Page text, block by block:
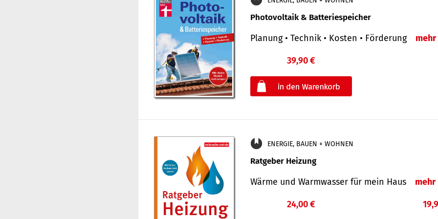
Photovoltaik & Batteriespeicher
Planung • Technik • Kosten • Förderung mehr
39,90 €
ENERGIE, BAUEN + WOHNEN
Ratgeber Heizung
Wärme und Warmwasser für mein Haus mehr
24,00 €